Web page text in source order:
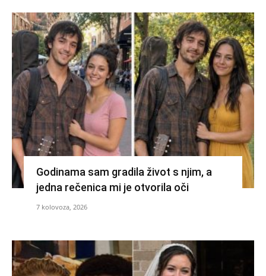
Godinama sam gradila život s njim, a
jedna rečenica mi je otvorila oči
7 kolovoza, 2026